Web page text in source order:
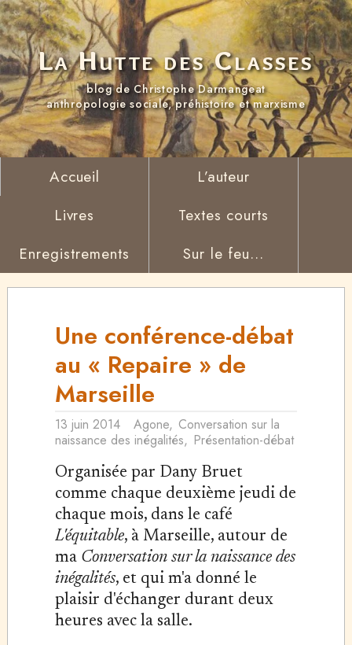
La Hutte des Classes
blog de Christophe Darmangeat
anthropologie sociale, préhistoire et marxisme
Accueil
L’auteur
Livres
Textes courts
Enregistrements
Sur le feu...
Une conférence-débat
au « Repaire » de
Marseille
13 juin 2014 Agone, Conversation sur la
naissance des inégalités, Présentation-débat
Organisée par Dany Bruet
comme chaque deuxième jeudi de
chaque mois, dans le café
L'équitable, à Marseille, autour de
ma Conversation sur la naissance des
inégalités, et qui m'a donné le
plaisir d'échanger durant deux
heures avec la salle.